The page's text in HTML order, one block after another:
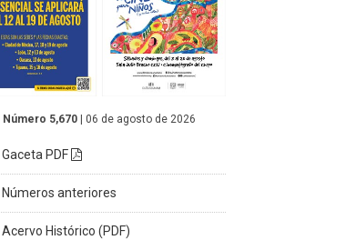
Número 5,670 | 06 de agosto de 2026
Gaceta PDF
Números anteriores
Acervo Histórico (PDF)